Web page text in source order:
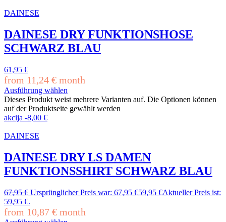
DAINESE
DAINESE DRY FUNKTIONSHOSE
SCHWARZ BLAU
61,95 €
from 11,24 € month
Ausführung wählen
Dieses Produkt weist mehrere Varianten auf. Die Optionen können
auf der Produktseite gewählt werden
akcija -8,00 €
DAINESE
DAINESE DRY LS DAMEN
FUNKTIONSSHIRT SCHWARZ BLAU
67,95€ Ursprünglicher Preis war: 67,95 €59,95 €Aktueller Preis ist:
59,95 €.
from 10,87 € month